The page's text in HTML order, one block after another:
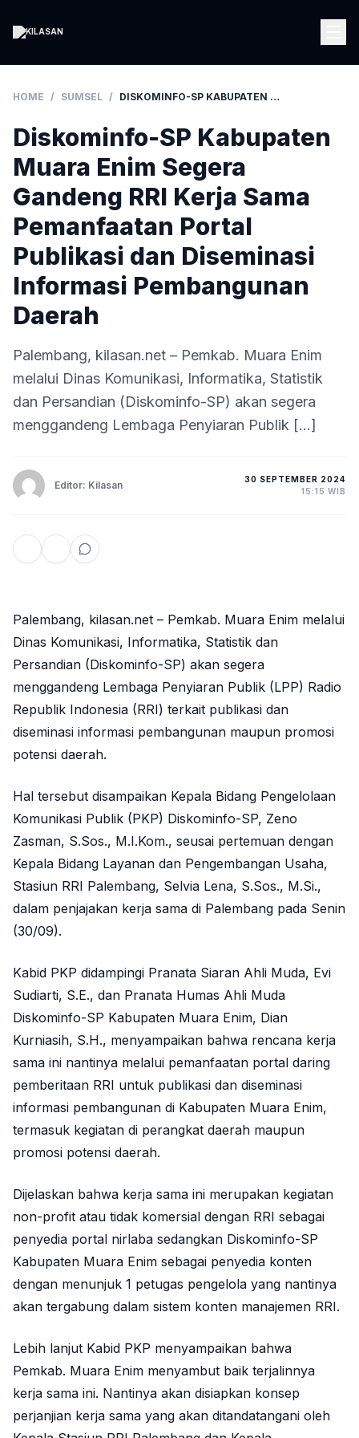
HOME / SUMSEL / DISKOMINFO-SP KABUPATEN MUARA ENIM SEGERA GANDENG RRI KERJA SAMA PEMANFAATAN PORTAL PUBLIKASI DAN DISEMINASI INFORMASI PEMBANGUNAN DAERAH
Diskominfo-SP Kabupaten
Muara Enim Segera
Gandeng RRI Kerja Sama
Pemanfaatan Portal
Publikasi dan Diseminasi
Informasi Pembangunan
Daerah
Palembang, kilasan.net – Pemkab. Muara Enim
melalui Dinas Komunikasi, Informatika, Statistik
dan Persandian (Diskominfo-SP) akan segera
menggandeng Lembaga Penyiaran Publik […]
Editor: Kilasan
30 SEPTEMBER 2024
15:15 WIB
Palembang, kilasan.net – Pemkab. Muara Enim melalui
Dinas Komunikasi, Informatika, Statistik dan
Persandian (Diskominfo-SP) akan segera
menggandeng Lembaga Penyiaran Publik (LPP) Radio
Republik Indonesia (RRI) terkait publikasi dan
diseminasi informasi pembangunan maupun promosi
potensi daerah.
Hal tersebut disampaikan Kepala Bidang Pengelolaan
Komunikasi Publik (PKP) Diskominfo-SP, Zeno
Zasman, S.Sos., M.I.Kom., seusai pertemuan dengan
Kepala Bidang Layanan dan Pengembangan Usaha,
Stasiun RRI Palembang, Selvia Lena, S.Sos., M.Si.,
dalam penjajakan kerja sama di Palembang pada Senin
(30/09).
Kabid PKP didampingi Pranata Siaran Ahli Muda, Evi
Sudiarti, S.E., dan Pranata Humas Ahli Muda
Diskominfo-SP Kabupaten Muara Enim, Dian
Kurniasih, S.H., menyampaikan bahwa rencana kerja
sama ini nantinya melalui pemanfaatan portal daring
pemberitaan RRI untuk publikasi dan diseminasi
informasi pembangunan di Kabupaten Muara Enim,
termasuk kegiatan di perangkat daerah maupun
promosi potensi daerah.
Dijelaskan bahwa kerja sama ini merupakan kegiatan
non-profit atau tidak komersial dengan RRI sebagai
penyedia portal nirlaba sedangkan Diskominfo-SP
Kabupaten Muara Enim sebagai penyedia konten
dengan menunjuk 1 petugas pengelola yang nantinya
akan tergabung dalam sistem konten manajemen RRI.
Lebih lanjut Kabid PKP menyampaikan bahwa
Pemkab. Muara Enim menyambut baik terjalinnya
kerja sama ini. Nantinya akan disiapkan konsep
perjanjian kerja sama yang akan ditandatangani oleh